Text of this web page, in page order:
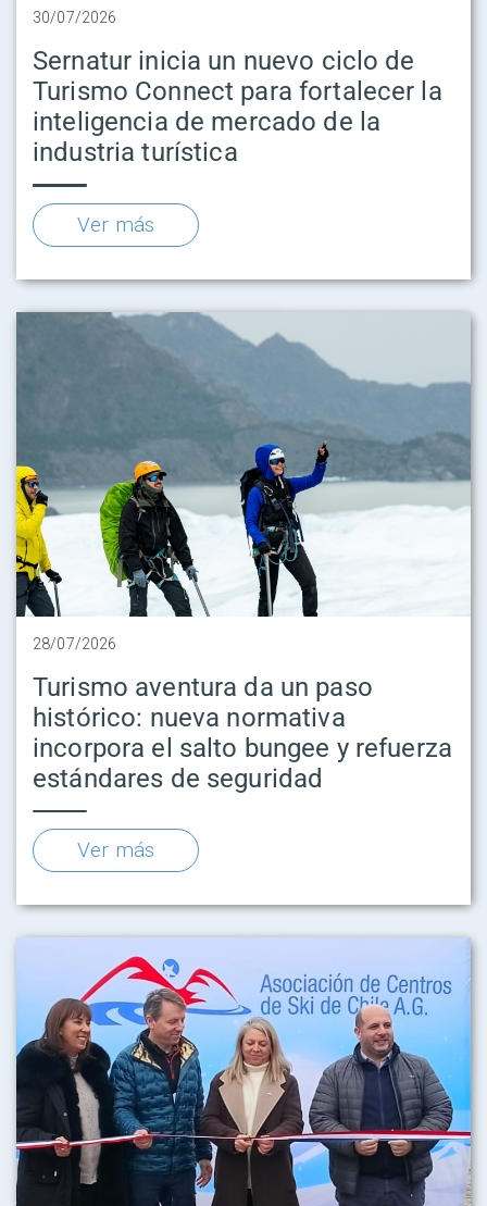
30/07/2026
Sernatur inicia un nuevo ciclo de
Turismo Connect para fortalecer la
inteligencia de mercado de la
industria turística
Ver más
28/07/2026
Turismo aventura da un paso
histórico: nueva normativa
incorpora el salto bungee y refuerza
estándares de seguridad
Ver más